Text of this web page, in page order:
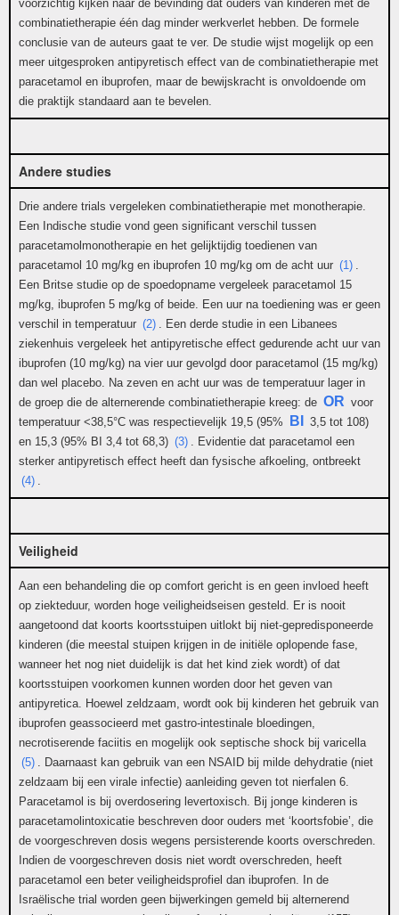
voorzichtig kijken naar de bevinding dat ouders van kinderen met de
combinatietherapie één dag minder werkverlet hebben. De formele
conclusie van de auteurs gaat te ver. De studie wijst mogelijk op een
meer uitgesproken antipyretisch effect van de combinatietherapie met
paracetamol en ibuprofen, maar de bewijskracht is onvoldoende om
die praktijk standaard aan te bevelen.
Andere studies
Drie andere trials vergeleken combinatietherapie met monotherapie.
Een Indische studie vond geen significant verschil tussen
paracetamolmonotherapie en het gelijktijdig toedienen van
paracetamol 10 mg/kg en ibuprofen 10 mg/kg om de acht uur (1) .
Een Britse studie op de spoedopname vergeleek paracetamol 15
mg/kg, ibuprofen 5 mg/kg of beide. Een uur na toediening was er geen
verschil in temperatuur (2) . Een derde studie in een Libanees
ziekenhuis vergeleek het antipyretische effect gedurende acht uur van
ibuprofen (10 mg/kg) na vier uur gevolgd door paracetamol (15 mg/kg)
dan wel placebo. Na zeven en acht uur was de temperatuur lager in
de groep die de alternerende combinatietherapie kreeg: de OR voor
temperatuur <38,5°C was respectievelijk 19,5 (95%
BI
3,5 tot 108)
en 15,3 (95% BI 3,4 tot 68,3) (3) . Evidentie dat paracetamol een
sterker antipyretisch effect heeft dan fysische afkoeling, ontbreekt
(4) .
Veiligheid
Aan een behandeling die op comfort gericht is en geen invloed heeft
op ziekteduur, worden hoge veiligheidseisen gesteld. Er is nooit
aangetoond dat koorts koortsstuipen uitlokt bij niet-gepredisponeerde
kinderen (die meestal stuipen krijgen in de initiële oplopende fase,
wanneer het nog niet duidelijk is dat het kind ziek wordt) of dat
koortsstuipen voorkomen kunnen worden door het geven van
antipyretica. Hoewel zeldzaam, wordt ook bij kinderen het gebruik van
ibuprofen geassocieerd met gastro-intestinale bloedingen,
necrotiserende faciitis en mogelijk ook septische shock bij varicella
(5) . Daarnaast kan gebruik van een NSAID bij milde dehydratie (niet
zeldzaam bij een virale infectie) aanleiding geven tot nierfalen 6.
Paracetamol is bij overdosering levertoxisch. Bij jonge kinderen is
paracetamolintoxicatie beschreven door ouders met ‘koortsfobie’, die
de voorgeschreven dosis wegens persisterende koorts overschreden.
Indien de voorgeschreven dosis niet wordt overschreden, heeft
paracetamol een beter veiligheidsprofiel dan ibuprofen. In de
Israëlische trial worden geen bijwerkingen gemeld bij alternerend